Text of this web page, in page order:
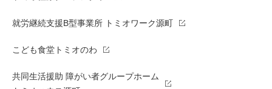
就労継続支援B型事業所 トミオワーク源町
こども食堂トミオのわ
共同生活援助 障がい者グループホーム